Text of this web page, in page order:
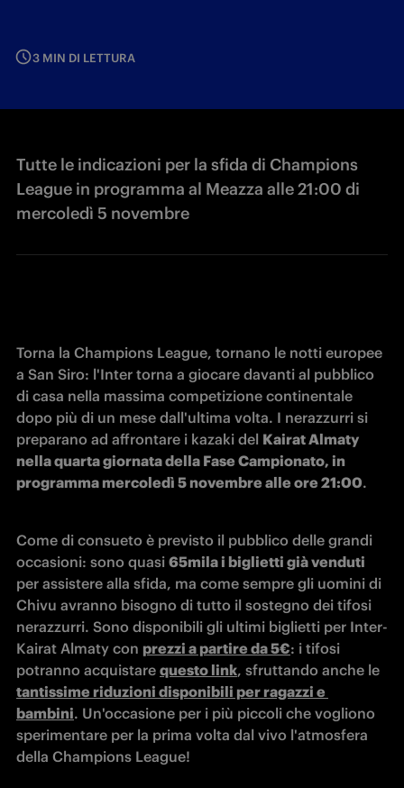
3 MIN DI LETTURA
Tutte le indicazioni per la sfida di Champions
League in programma al Meazza alle 21:00 di
mercoledì 5 novembre
Torna la Champions League, tornano le notti europee
a San Siro: l'Inter torna a giocare davanti al pubblico
di casa nella massima competizione continentale
dopo più di un mese dall'ultima volta. I nerazzurri si
preparano ad affrontare i kazaki del Kairat Almaty
nella quarta giornata della Fase Campionato, in
programma mercoledì 5 novembre alle ore 21:00.
Come di consueto è previsto il pubblico delle grandi
occasioni: sono quasi 65mila i biglietti già venduti
per assistere alla sfida, ma come sempre gli uomini di
Chivu avranno bisogno di tutto il sostegno dei tifosi
nerazzurri. Sono disponibili gli ultimi biglietti per Inter-
Kairat Almaty con prezzi a partire da 5€: i tifosi
potranno acquistare questo link
tantissime riduzioni disponibili per ragazzi e
bambini. Un'occasione per i più piccoli che vogliono
sperimentare per la prima volta dal vivo l'atmosfera
della Champions League!